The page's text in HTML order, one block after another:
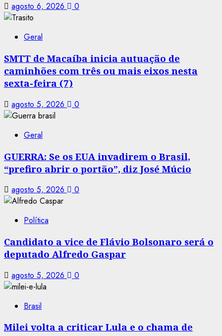
agosto 6, 2026 0
Geral
SMTT de Macaíba inicia autuação de
caminhões com três ou mais eixos nesta
sexta-feira (7)
agosto 5, 2026 0
Geral
GUERRA: Se os EUA invadirem o Brasil,
“prefiro abrir o portão”, diz José Múcio
agosto 5, 2026 0
Política
Candidato a vice de Flávio Bolsonaro será o
deputado Alfredo Gaspar
agosto 5, 2026 0
Brasil
Milei volta a criticar Lula e o chama de